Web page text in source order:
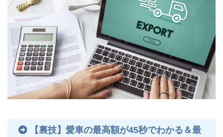
【裏技】愛車の最高額が45秒でわかる＆最